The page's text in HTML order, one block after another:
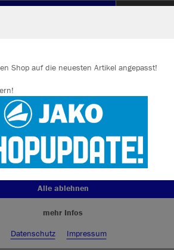
im Teamshop SV
Freudenberg
Shop auf die neuesten Artikel angepasst!
Besucherdaten können wir dir personalisierte
unsere Website verbessern. Weitere
Du in den Einstellungen.
Alle akzeptieren
Alle ablehnen
mehr Infos
Datenschutz
Impressum